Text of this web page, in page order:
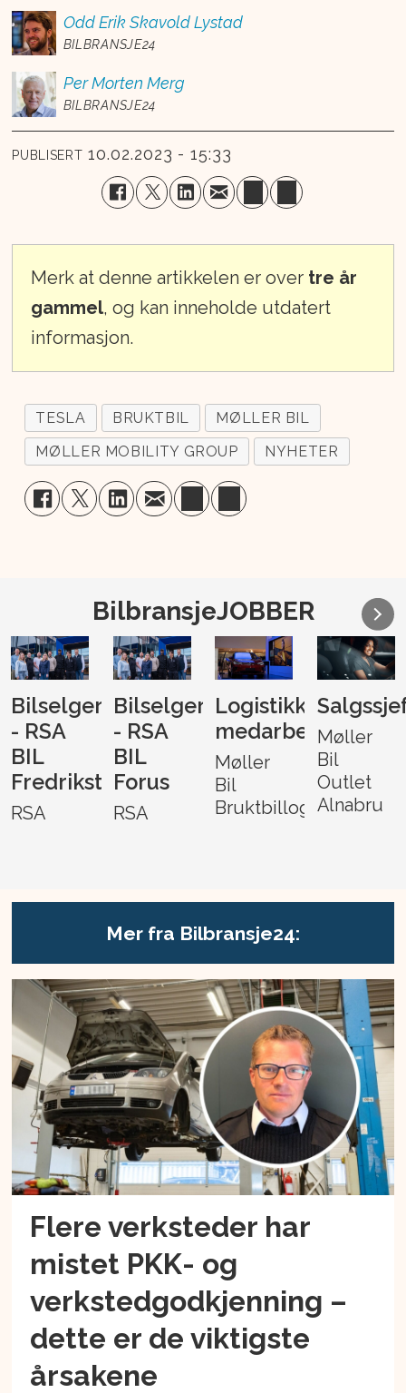
Odd Erik Skavold Lystad
BILBRANSJE24
Per Morten Merg
BILBRANSJE24
PUBLISERT 10.02.2023 - 15:33
Merk at denne artikkelen er over tre år
gammel, og kan inneholde utdatert
informasjon.
TESLA BRUKTBIL
MØLLER BIL
MØLLER MOBILITY GROUP
NYHETER
BilbransjeJOBBER
Bilselger
- RSA
BIL
Fredrikstad
RSA
Bilselger
- RSA
BIL
Forus
RSA
Logistikk-
medarbeider
Møller
Bil
Bruktbillogistikk
Møller
Bil
Outlet
Alnabru
Mer fra Bilbransje24:
Flere verksteder har
mistet PKK- og
verkstedgodkjenning –
dette er de viktigste
årsakene